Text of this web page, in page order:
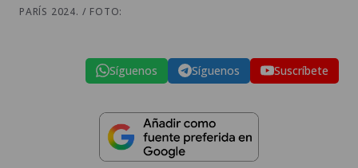
PARÍS 2024. / FOTO:
Síguenos Síguenos Suscríbete